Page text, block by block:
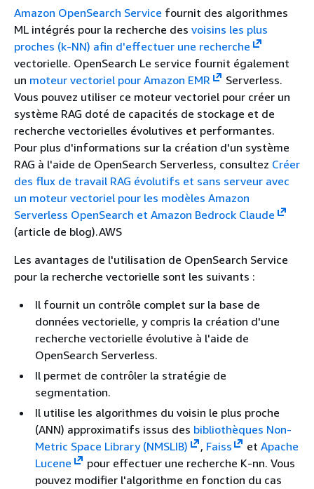
Amazon OpenSearch Service fournit des algorithmes
ML intégrés pour la recherche des voisins les plus
proches (k-NN) afin d'effectuer une recherche
vectorielle. OpenSearch Le service fournit également
un moteur vectoriel pour Amazon EMR
Serverless.
Vous pouvez utiliser ce moteur vectoriel pour créer un
système RAG doté de capacités de stockage et de
recherche vectorielles évolutives et performantes.
Pour plus d'informations sur la création d'un système
RAG à l'aide de OpenSearch Serverless, consultez Créer
des flux de travail RAG évolutifs et sans serveur avec
un moteur vectoriel pour les modèles Amazon
Serverless OpenSearch et Amazon Bedrock Claude
(article de blog).AWS
Les avantages de l'utilisation de OpenSearch Service
pour la recherche vectorielle sont les suivants :
Il fournit un contrôle complet sur la base de
données vectorielle, y compris la création d'une
recherche vectorielle évolutive à l'aide de
OpenSearch Serverless.
Il permet de contrôler la stratégie de
segmentation.
Il utilise les algorithmes du voisin le plus proche
(ANN) approximatifs issus des bibliothèques Non-
Metric Space Library (NMSLIB)
, Faiss et Apache
Lucene
pour effectuer une recherche K-nn. Vous
pouvez modifier l'algorithme en fonction du cas